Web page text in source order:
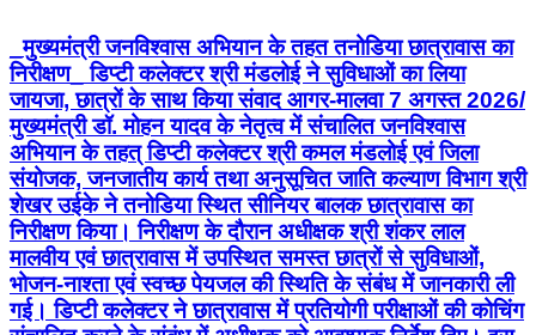
_मुख्यमंत्री जनविश्वास अभियान के तहत तनोडिया छात्रावास का
निरीक्षण_ डिप्टी कलेक्टर श्री मंडलोई ने सुविधाओं का लिया
जायजा, छात्रों के साथ किया संवाद आगर-मालवा 7 अगस्त 2026/
मुख्यमंत्री डॉ. मोहन यादव के नेतृत्व में संचालित जनविश्वास
अभियान के तहत् डिप्टी कलेक्टर श्री कमल मंडलोई एवं जिला
संयोजक, जनजातीय कार्य तथा अनुसूचित जाति कल्याण विभाग श्री
शेखर उईके ने तनोडिया स्थित सीनियर बालक छात्रावास का
निरीक्षण किया। निरीक्षण के दौरान अधीक्षक श्री शंकर लाल
मालवीय एवं छात्रावास में उपस्थित समस्त छात्रों से सुविधाओं,
भोजन-नाश्ता एवं स्वच्छ पेयजल की स्थिति के संबंध में जानकारी ली
गई। डिप्टी कलेक्टर ने छात्रावास में प्रतियोगी परीक्षाओं की कोचिंग